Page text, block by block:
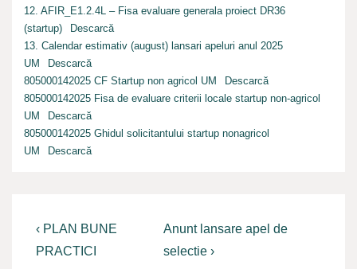
12. AFIR_E1.2.4L – Fisa evaluare generala proiect DR36
(startup)
Descarcă
13. Calendar estimativ (august) lansari apeluri anul 2025
UM
Descarcă
805000142025 CF Startup non agricol UM
Descarcă
805000142025 Fisa de evaluare criterii locale startup non-agricol
UM
Descarcă
805000142025 Ghidul solicitantului startup nonagricol
UM
Descarcă
Navigare
în
Previous
Post
‹ PLAN BUNE
PRACTICI
Next
Post
Anunt lansare apel de
selectie ›